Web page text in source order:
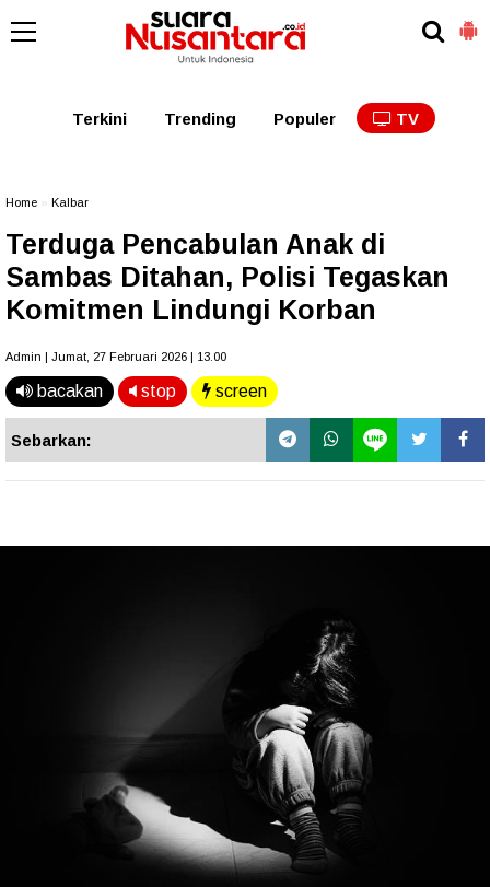
Kalbar Kalteng
Terkini Trending Populer TV
Home Kalbar
Terduga Pencabulan Anak di
Sambas Ditahan, Polisi Tegaskan
Komitmen Lindungi Korban
Admin | Jumat, 27 Februari 2026 | 13.00
bacakan stop screen
Sebarkan: